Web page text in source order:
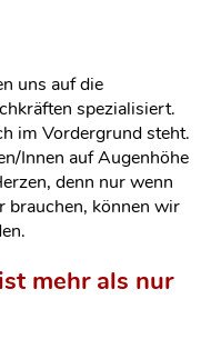
uns auf die
spezialisiert.
im Vordergrund steht.
Innen auf Augenhöhe
denn nur wenn
brauchen, können wir
ist mehr als nur